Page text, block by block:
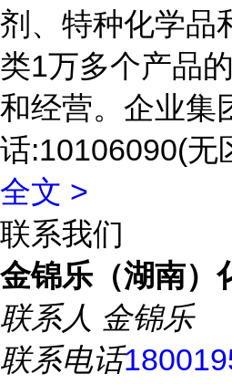
剂、特种化学品
类1万多个产品
和经营。企业集
话:10106090(无
全文 >
联系我们
金锦乐（湖南）
联系人 金锦乐
联系电话